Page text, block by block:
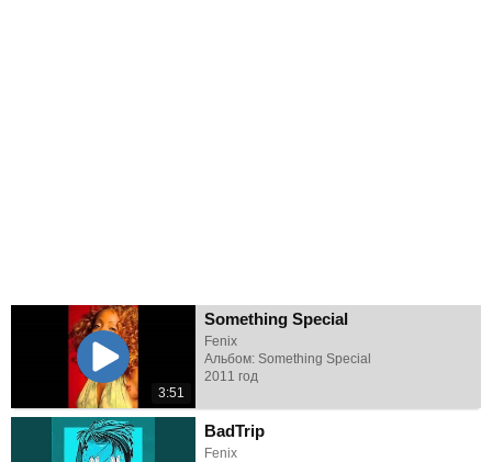
3:51
Something Special
Fenix
Альбом: Something Special
2011 год
BadTrip
Fenix